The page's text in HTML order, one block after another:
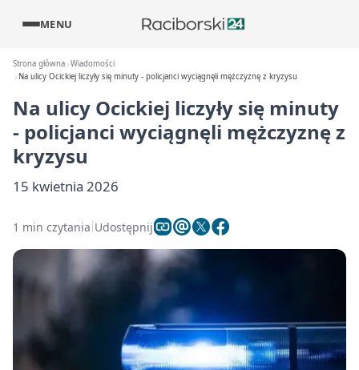
MENU
Strona główna Wiadomości
Na ulicy Ocickiej liczyły się minuty - policjanci wyciągnęli mężczyznę z kryzysu
Na ulicy Ocickiej liczyły się minuty
- policjanci wyciągnęli mężczyznę z
kryzysu
15 kwietnia 2026
1 min czytania Udostępnij